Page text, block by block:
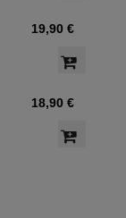
19,90 €
18,90 €